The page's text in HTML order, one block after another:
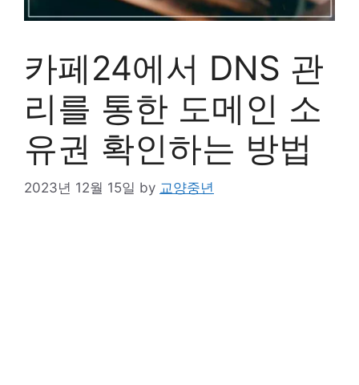
카페24에서 DNS 관
리를 통한 도메인 소
유권 확인하는 방법
2023년 12월 15일 by 교양중년